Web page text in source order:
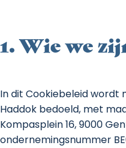
1. Wie we
In dit Cookiebeleid wordt
Haddok bedoeld, met
Kompasplein 16, 9000
ondernemingsnummer